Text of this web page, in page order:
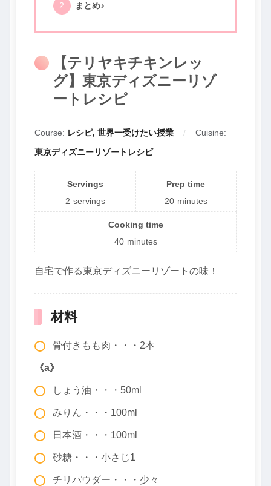
まとめ♪
【テリヤキチキンレッ
グ】東京ディズニーリゾ
ートレシピ
Course: レシピ, 世界一受けたい授業
Cuisine:
東京ディズニーリゾートレシピ
Servings
2 servings
Prep time
20 minutes
Cooking time
40 minutes
自宅で作る東京ディズニーリゾートの味！
材料
骨付きもも肉・・・2本
《a》
しょう油・・・50ml
みりん・・・100ml
日本酒・・・100ml
砂糖・・・小さじ1
チリパウダー・・・少々